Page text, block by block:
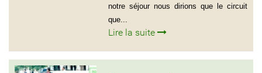
notre séjour nous dirions que le circuit
que...
Lire la suite